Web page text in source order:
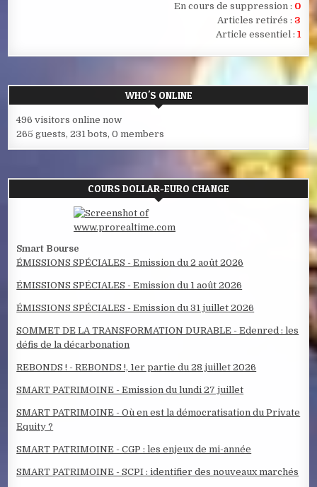
En cours de suppression : 0
Articles retirés : 3
Article essentiel : 1
WHO'S ONLINE
496 visitors online now
265 guests, 231 bots, 0 members
COURS DOLLAR-EURO CHANGE
Smart Bourse
ÉMISSIONS SPÉCIALES - Emission du 2 août 2026
ÉMISSIONS SPÉCIALES - Emission du 1 août 2026
ÉMISSIONS SPÉCIALES - Emission du 31 juillet 2026
SOMMET DE LA TRANSFORMATION DURABLE - Edenred : les
défis de la décarbonation
REBONDS ! - REBONDS !, 1er partie du 28 juillet 2026
SMART PATRIMOINE - Emission du lundi 27 juillet
SMART PATRIMOINE - Où en est la démocratisation du Private
Equity ?
SMART PATRIMOINE - CGP : les enjeux de mi-année
SMART PATRIMOINE - SCPI : identifier des nouveaux marchés